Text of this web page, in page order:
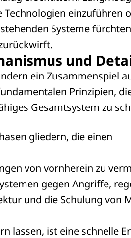
Technologien einzuführen
Systeme
und
ein Zusammenspiel
Prinzipien,
Gesamtsystem zu
gliedern, die einen
von vornherein zu
gegen Angriffe,
und die Schulung von
lassen, ist eine schnelle